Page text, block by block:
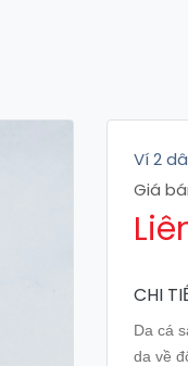
Ví 2
Giá
CHI
Da cá
da về